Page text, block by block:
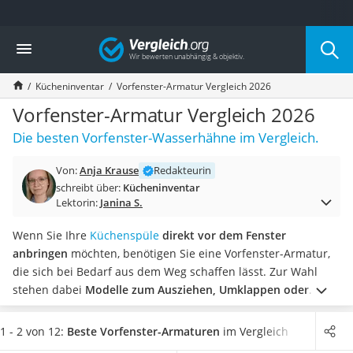
Die beliebtesten Vergleiche nach Kategorie
Haushalt
Wassersprudler
Zentralstaubsauger
Brotbackautomat
Wischroboter
Wäschespinne
Spülmaschinentabs
Akku-Staubsauger
AEG-Waschmaschine
Saug-Wisch-Roboter
Handstaubsauger
Milchaufschäumer
Kondenstrockner
Reiskocher
Vergleich
Kücheninventar Vorfenster-Armatur Vergleich 2026
Vorfenster-Armatur Vergleich 2026
Die besten Vorfenster-Wasserhähne im Vergleich.
Von:Anja Krause
Redakteurin
schreibt über: Kücheninventar
Lektorin: Janina S.
Wenn Sie Ihre Küchenspüle direkt vor dem Fenster
anbringen möchten, benötigen Sie eine Vorfenster-Armatur,
die sich bei Bedarf aus dem Weg schaffen lässt. Zur Wahl
stehen dabei Modelle zum Ausziehen, Umklappen oder
Versenken. Da Vorfenster-Armaturen häufig bewegt werden,
sollten Sie sich laut gängiger Online-Tests für ein Modell
1 - 2 von 12: Beste Vorfenster-Armaturen im Vergleich